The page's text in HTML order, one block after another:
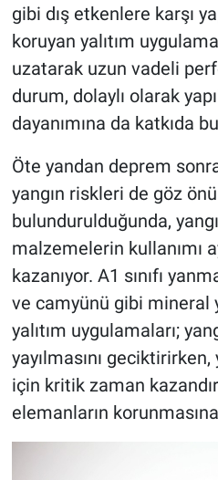
gibi dış etkenlere karşı
koruyan yalıtım
uzatarak uzun vadeli
durum, dolaylı olarak
dayanımına da katkıda
Öte yandan deprem
yangın riskleri de göz
bulundurulduğunda,
malzemelerin kullanımı
kazanıyor. A1 sınıfı
ve camyünü gibi mineral
yalıtım uygulamaları;
yayılmasını
için kritik zaman
elemanların